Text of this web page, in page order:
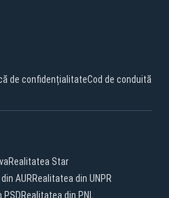
de confidențialitateCod de conduită
Realitatea Star
AURRealitatea din UNPR
PSDRealitatea din PNL